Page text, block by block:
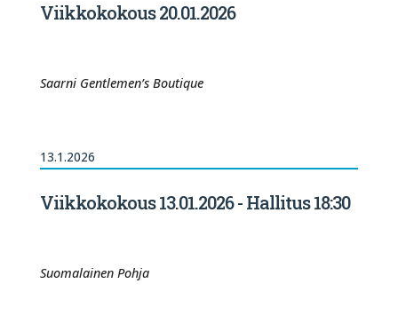
Viikkokokous 20.01.2026
Saarni Gentlemen’s Boutique
13.1.2026
Viikkokokous 13.01.2026 - Hallitus 18:30
Suomalainen Pohja